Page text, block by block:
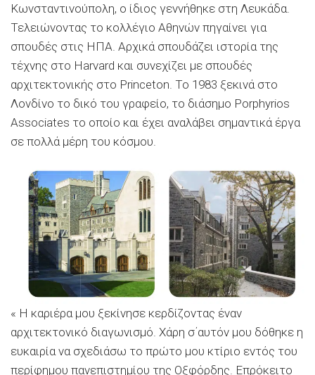
Κωνσταντινούπολη, ο ίδιος γεννήθηκε στη Λευκάδα.
Τελειώνοντας το κολλέγιο Αθηνών πηγαίνει για
σπουδές στις ΗΠΑ. Αρχικά σπουδάζει ιστορία της
τέχνης στο Harvard και συνεχίζει με σπουδές
αρχιτεκτονικής στο Princeton. Το 1983 ξεκινά στο
Λονδίνο το δικό του γραφείο, το διάσημο Porphyrios
Associates το οποίο και έχει αναλάβει σημαντικά έργα
σε πολλά μέρη του κόσμου.
« Η καριέρα μου ξεκίνησε κερδίζοντας έναν
αρχιτεκτονικό διαγωνισμό. Χάρη σ΄αυτόν μου δόθηκε η
ευκαιρία να σχεδιάσω το πρώτο μου κτίριο εντός του
περίφημου πανεπιστημίου της Οξφόρδης. Επρόκειτο